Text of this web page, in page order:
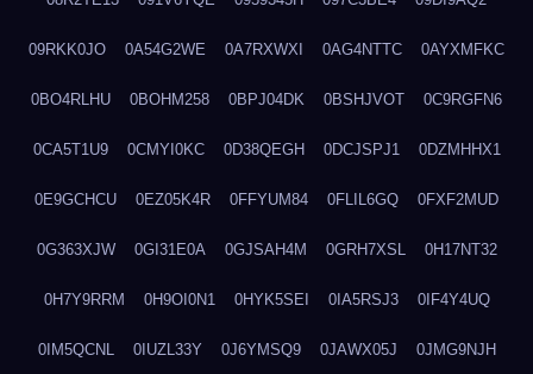
09RKK0JO 0A54G2WE 0A7RXWXI 0AG4NTTC 0AYXMFKC
0BO4RLHU 0BOHM258 0BPJ04DK 0BSHJVOT 0C9RGFN6
0CA5T1U9 0CMYI0KC 0D38QEGH 0DCJSPJ1 0DZMHHX1
0E9GCHCU 0EZ05K4R 0FFYUM84 0FLIL6GQ 0FXF2MUD
0G363XJW 0GI31E0A 0GJSAH4M 0GRH7XSL 0H17NT32
0H7Y9RRM 0H9OI0N1 0HYK5SEI 0IA5RSJ3 0IF4Y4UQ
0IM5QCNL 0IUZL33Y 0J6YMSQ9 0JAWX05J 0JMG9NJH